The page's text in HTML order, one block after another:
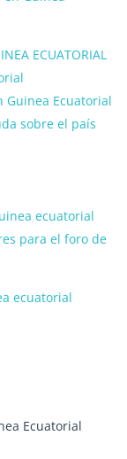
ECUATORIAL
Guinea Ecuatorial
sobre el país
ecuatorial
para el foro de
ecuatorial
Ecuatorial